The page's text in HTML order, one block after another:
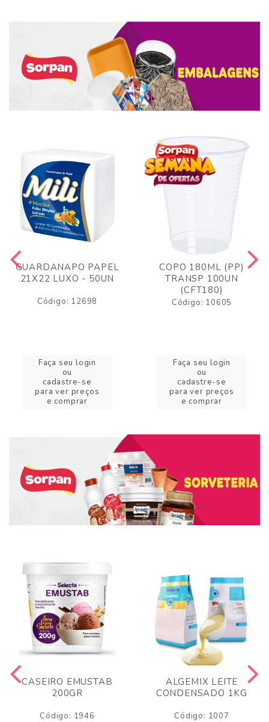
GUARDANAPO PAPEL
21X22 LUXO - 50UN
Código: 12698
Faça seu login
ou
cadastre-se
para ver preços
e comprar
COPO 180ML (PP)
TRANSP 100UN
(CFT180)
Código: 10605
Faça seu login
ou
cadastre-se
para ver preços
e comprar
CASEIRO EMUSTAB
200GR
Código: 1946
ALGEMIX LEITE
CONDENSADO 1KG
Código: 1007